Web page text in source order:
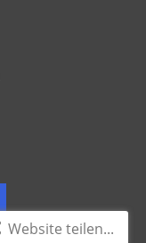
Website teilen...